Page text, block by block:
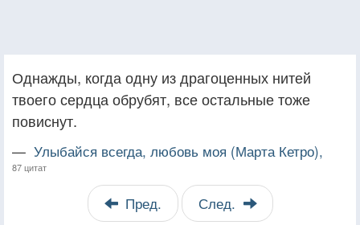
Однажды, когда одну из драгоценных нитей
твоего сердца обрубят, все остальные тоже
повиснут.
— Улыбайся всегда, любовь моя (Марта Кетро),
87 цитат
Пред. След.